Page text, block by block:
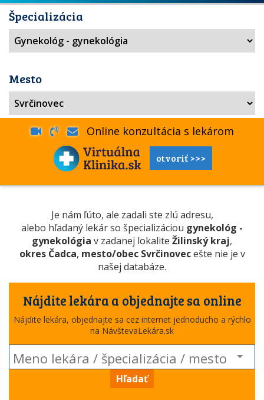
Špecializácia
Mesto
Online konzultácia s lekárom
otvoriť >>>
Je nám ľúto, ale zadali ste zlú adresu,
alebo hľadaný lekár so špecializáciou gynekológ -
gynekológia v zadanej lokalite Žilinský kraj,
okres Čadca, mesto/obec Svrčinovecešte nie je v
našej databáze.
Nájdite lekára a objednajte sa online
Nájdite lekára, objednajte sa cez internet jednoducho a rýchlo
na NávštevaLekára.sk
Hľadať